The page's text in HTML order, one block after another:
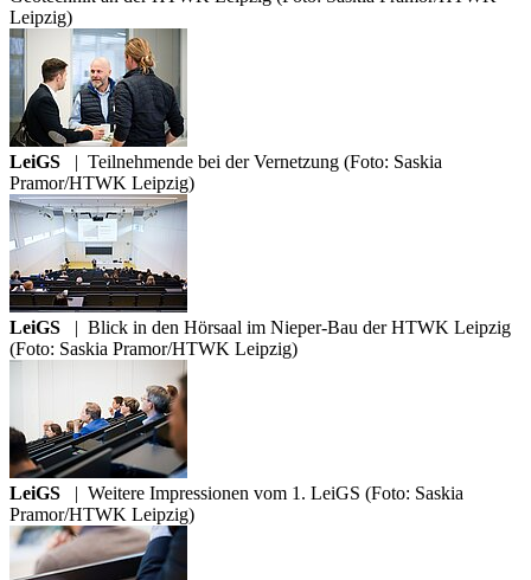
Leipzig)
LeiGS | Teilnehmende bei der Vernetzung (Foto: Saskia
Pramor/HTWK Leipzig)
LeiGS | Blick in den Hörsaal im Nieper-Bau der HTWK Leipzig
(Foto: Saskia Pramor/HTWK Leipzig)
LeiGS | Weitere Impressionen vom 1. LeiGS (Foto: Saskia
Pramor/HTWK Leipzig)